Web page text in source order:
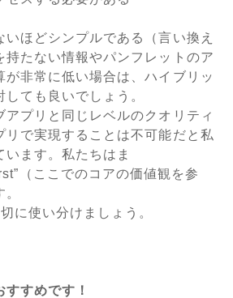
ほどシンプルである（言い換え
持たない情報やパンフレットのア
が非常に低い場合は、ハイブリッ
しても良いでしょう。
アプリと同じレベルのクオリティ
リで実現することは不可能だと私
ます。私たちはま
（ここでのコアの価値観を参
に使い分けましょう。
すめです！